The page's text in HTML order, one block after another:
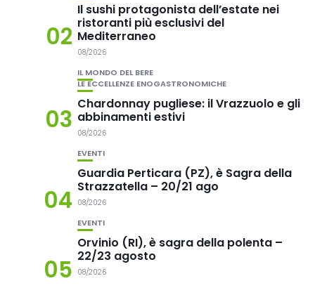
02
Il sushi protagonista dell’estate nei
ristoranti più esclusivi del
Mediterraneo
08/2026
03
IL MONDO DEL BERE
LE ECCELLENZE ENOGASTRONOMICHE
Chardonnay pugliese: il Vrazzuolo e gli
abbinamenti estivi
08/2026
04
EVENTI
Guardia Perticara (PZ), è Sagra della
Strazzatella – 20/21 ago
08/2026
05
EVENTI
Orvinio (RI), è sagra della polenta –
22/23 agosto
08/2026